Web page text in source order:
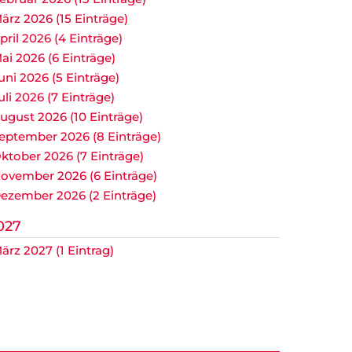
2026 (15 Einträge)
2026 (4 Einträge)
2026 (6 Einträge)
2026 (5 Einträge)
2026 (7 Einträge)
2026 (10 Einträge)
2026 (8 Einträge)
2026 (7 Einträge)
2026 (6 Einträge)
2026 (2 Einträge)
2027 (1 Eintrag)